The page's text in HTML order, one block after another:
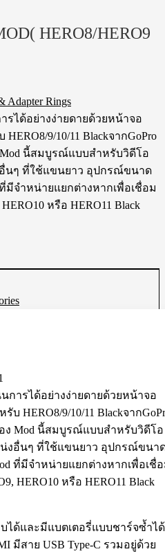
Adapter Rings
HERO8/HERO9
รได้อย่างง่ายดายด้วยหน้าจอ
9/10/11 BlackจากGoPro
นี้สมบูรณ์แบบสำหรับวิดีโอ
นๆ ที่ใช้แขนยาว อุปกรณ์ขนาด
มีจำหน่ายแยกต่างหากเพื่อเชื่อม
หรือ HERO11 Black
การได้อย่างง่ายดายด้วยหน้าจอ
บ HERO8/9/10/11 Blackจาก
Mod นี้สมบูรณ์แบบสำหรับวิดีโอ
งอื่นๆ ที่ใช้แขนยาว อุปกรณ์ขนา
ที่มีจำหน่ายแยกต่างหากเพื่อเชื่
HERO10 หรือ HERO11 Black
บได้และมีแบตเตอรี่แบบชาร์จซ้ำได้
มีสาย USB Type-C รวมอยู่ด้วย